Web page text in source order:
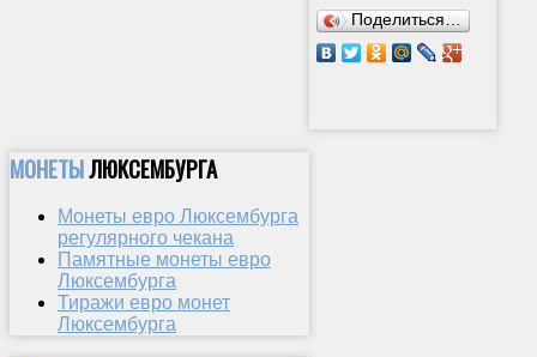
Поделиться…
МОНЕТЫЛЮКСЕМБУРГА
Монеты евро Люксембурга
регулярного чекана
Памятные монеты евро
Люксембурга
Тиражи евро монет
Люксембурга